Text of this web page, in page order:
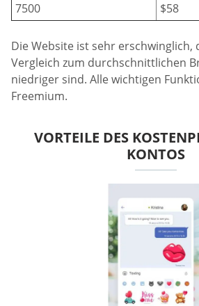
7500
$58
Die Website ist sehr erschwinglich,
Vergleich zum durchschnittlichen
niedriger sind. Alle wichtigen
Freemium.
VORTEILE DES
KONTOS